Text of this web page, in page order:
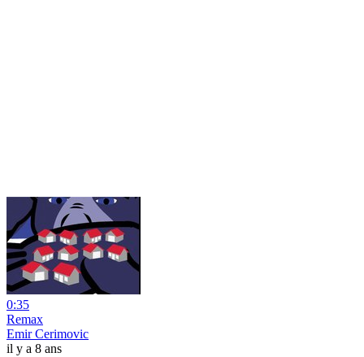
0:35
Remax
Emir Cerimovic
il y a 8 ans